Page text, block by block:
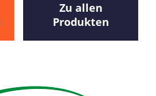
Zu allen
Produkten